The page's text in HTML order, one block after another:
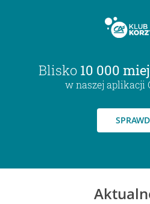
Blisko 10 000
w naszej aplikacji